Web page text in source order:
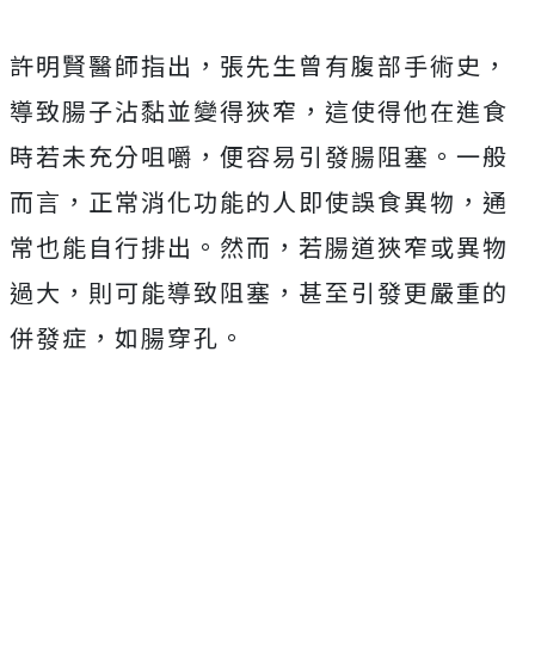
許明賢醫師指出，張先生曾有腹部手術史，
導致腸子沾黏並變得狹窄，這使得他在進食
時若未充分咀嚼，便容易引發腸阻塞。一般
而言，正常消化功能的人即使誤食異物，通
常也能自行排出。然而，若腸道狹窄或異物
過大，則可能導致阻塞，甚至引發更嚴重的
併發症，如腸穿孔。